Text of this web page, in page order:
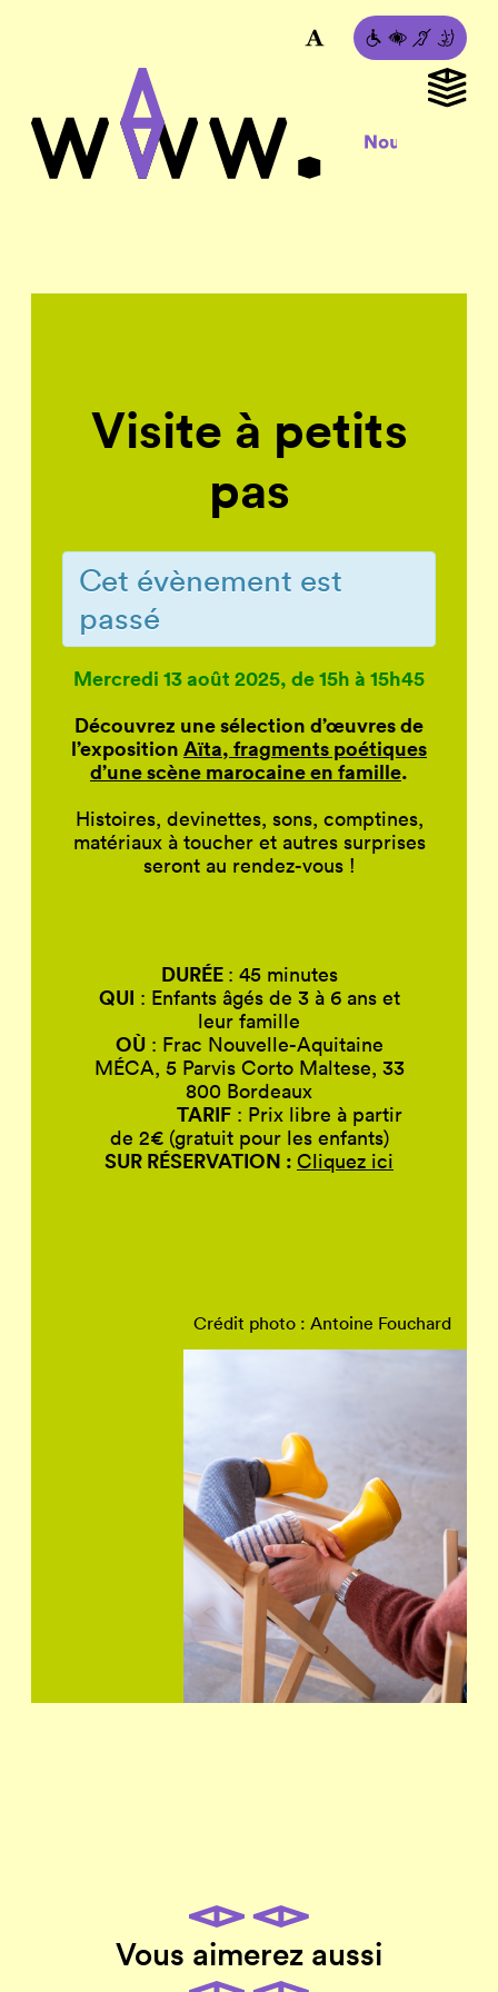
Visite à petits
pas
Cet évènement est
passé
Mercredi 13 août 2025, de 15h à 15h45
Découvrez une sélection d’œuvres de
l’exposition Aïta, fragments poétiques
d’une scène marocaine en famille.
Histoires, devinettes, sons, comptines,
matériaux à toucher et autres surprises
seront au rendez-vous !
DURÉE : 45 minutes
QUI : Enfants âgés de 3 à 6 ans et
leur famille
OÙ: Frac Nouvelle-Aquitaine
MÉCA, 5 Parvis Corto Maltese, 33
800 Bordeaux
TARIF: Prix libre à partir
de 2€ (gratuit pour les enfants)
SUR RÉSERVATION : Cliquez ici
Crédit photo : Antoine Fouchard
Vous aimerez aussi